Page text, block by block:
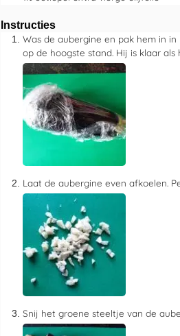
Instructies
Was de aubergine en pak hem in
op de hoogste stand. Hij is klaar
Laat de aubergine even afkoelen.
Snij het groene steeltje van de